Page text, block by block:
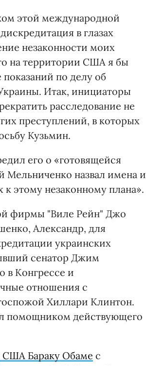
этой международной
в глазах
незаконности моих
на территории США я бы
по делу об
Итак, инициаторы
расследование не
преступлений, в которых
Кузьмин.
его о «готовящейся
Мельниченко назвал имена и
этому незаконному плана».
фирмы "Виле Рейн" Джо
Александр, для
украинских
сенатор Джим
в Конгрессе и
отношения с
Хиллари Клинтон.
помощником действующего
США Бараку Обаме с